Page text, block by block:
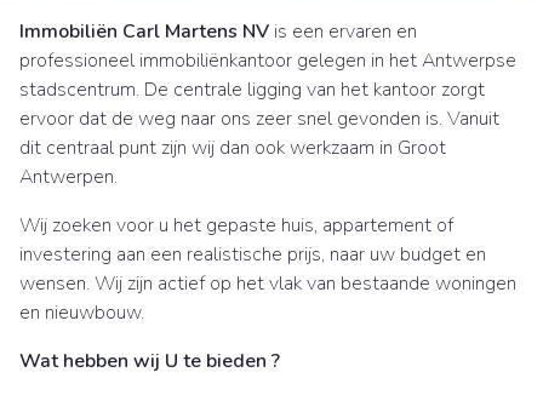
Immobiliën Carl Martens NV is een ervaren en
professioneel immobiliënkantoor gelegen in het Antwerpse
stadscentrum. De centrale ligging van het kantoor zorgt
ervoor dat de weg naar ons zeer snel gevonden is. Vanuit
dit centraal punt zijn wij dan ook werkzaam in Groot
Antwerpen.
Wij zoeken voor u het gepaste huis, appartement of
investering aan een realistische prijs, naar uw budget en
wensen. Wij zijn actief op het vlak van bestaande woningen
en nieuwbouw.
Wat hebben wij U te bieden ?